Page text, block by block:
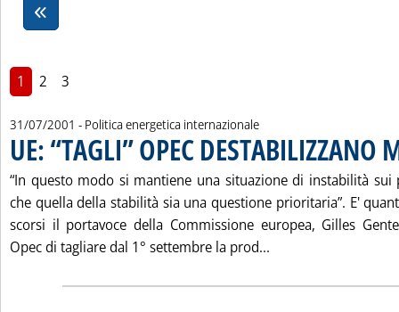
1 2 3
31/07/2001 - Politica energetica internazionale
UE: “TAGLI” OPEC DESTABILIZZANO
“In questo modo si mantiene una situazione di instabilità sui
che quella della stabilità sia una questione prioritaria”. E'
scorsi il portavoce della Commissione europea, Gilles
Opec di tagliare dal 1° settembre la prod...